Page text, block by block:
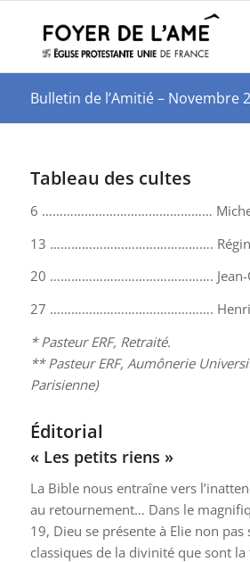
Bulletin de l’Amitié – Novembre
Tableau des cultes
6 ………………………………………… Michel
13 ………………………………………. Régina
20 ………………………………………. Jean-
27 ………………………………………. Henri
* Pasteur ERF, Retraité.
** Pasteur ERF, Aumônerie
Parisienne)
Éditorial
« Les petits riens »
La Bible nous entraîne vers
au retournement… Dans le
19, Dieu se présente à Elie non
classiques de la divinité que sont la